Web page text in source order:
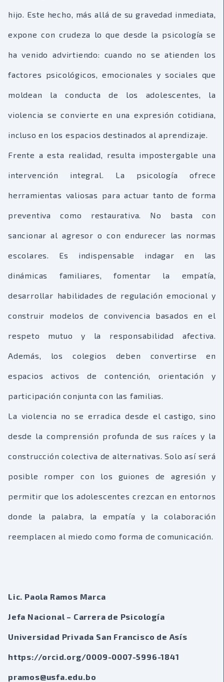
hijo. Este hecho, más allá de su gravedad inmediata,
expone con crudeza lo que desde la psicología se
ha venido advirtiendo: cuando no se atienden los
factores psicológicos, emocionales y sociales que
moldean la conducta de los adolescentes, la
violencia se convierte en una expresión cotidiana,
incluso en los espacios destinados al aprendizaje.
Frente a esta realidad, resulta impostergable una
intervención integral. La psicología ofrece
herramientas valiosas para actuar tanto de forma
preventiva como restaurativa. No basta con
sancionar al agresor o con endurecer las normas
escolares. Es indispensable indagar en las
dinámicas familiares, fomentar la empatía,
desarrollar habilidades de regulación emocional y
construir modelos de convivencia basados en el
respeto mutuo y la responsabilidad afectiva.
Además, los colegios deben convertirse en
espacios activos de contención, orientación y
participación conjunta con las familias.
La violencia no se erradica desde el castigo, sino
desde la comprensión profunda de sus raíces y la
construcción colectiva de alternativas. Solo así será
posible romper con los guiones de agresión y
permitir que los adolescentes crezcan en entornos
donde la palabra, la empatía y la colaboración
reemplacen al miedo como forma de comunicación.
Lic. Paola Ramos Marca
Jefa Nacional – Carrera de Psicología
Universidad Privada San Francisco de Asís
https://orcid.org/0009-0007-5996-1841
pramos@usfa.edu.bo